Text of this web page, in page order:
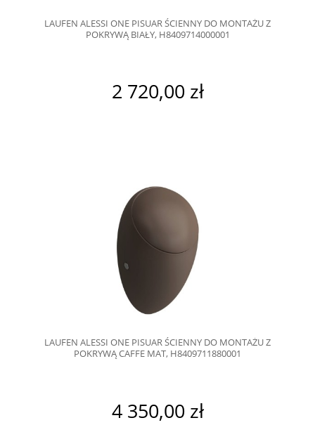
LAUFEN ALESSI ONE PISUAR ŚCIENNY DO MONTAŻU Z
POKRYWĄ BIAŁY, H8409714000001
2 720,00 zł
LAUFEN ALESSI ONE PISUAR ŚCIENNY DO MONTAŻU Z
POKRYWĄ CAFFE MAT, H8409711880001
4 350,00 zł